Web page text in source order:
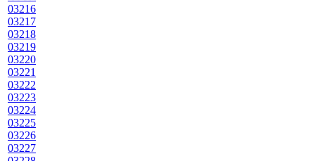
03216
03217
03218
03219
03220
03221
03222
03223
03224
03225
03226
03227